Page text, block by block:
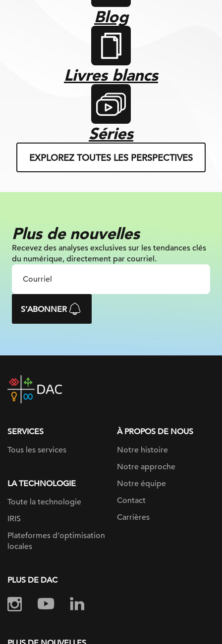
Blog
Livres blancs
Séries
EXPLOREZ TOUTES LES PERSPECTIVES
Plus de nouvelles
Recevez des analyses exclusives sur les tendances clés
du numérique, directement par courriel.
S’ABONNER
DAC
home
SERVICES
Tous les services
LA TECHNOLOGIE
Toute la technologie
IRIS
Plateformes d’optimisation
locales
À PROPOS DE NOUS
Notre histoire
Notre approche
Notre équipe
Contact
Carrières
PLUS DE DAC